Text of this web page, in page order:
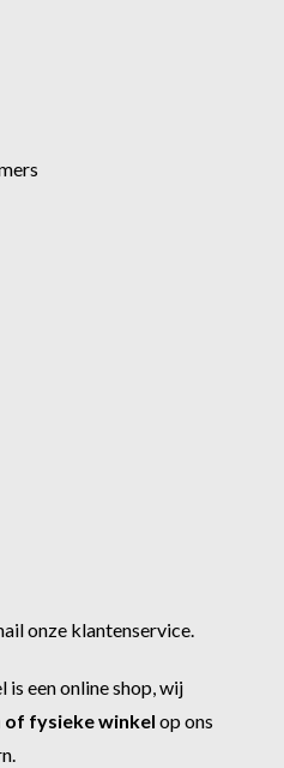
onze klantenservice.
is een online shop, wij
of fysieke winkel op ons